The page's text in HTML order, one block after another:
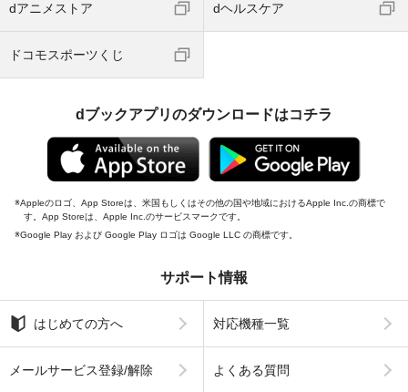
dアニメストア dヘルスケア
ドコモスポーツくじ
dブックアプリのダウンロードはコチラ
Appleのロゴ、App Storeは、米国もしくはその他の国や地域におけるApple Inc.の商標で
す。App Storeは、Apple Inc.のサービスマークです。
Google Play および Google Play ロゴは Google LLC の商標です。
サポート情報
はじめての方へ 対応機種一覧
メールサービス登録/解除 よくある質問